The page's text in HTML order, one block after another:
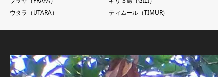
ウタラ（UTARA）
ティムール（TIMUR）